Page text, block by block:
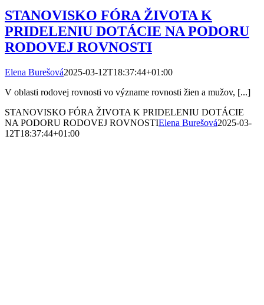
STANOVISKO FÓRA ŽIVOTA K
PRIDELENIU DOTÁCIE NA PODORU
RODOVEJ ROVNOSTI
Elena Burešová2025-03-12T18:37:44+01:00
V oblasti rodovej rovnosti vo význame rovnosti žien a mužov, [...]
STANOVISKO FÓRA ŽIVOTA K PRIDELENIU DOTÁCIE
NA PODORU RODOVEJ ROVNOSTIElena Burešová2025-03-
12T18:37:44+01:00